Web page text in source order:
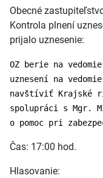
Obecné
Kontrola plnení
prijalo uznesenie:
OZ berie na
uznesení na
navštíviť Krajské
spolupráci s Mgr.
o pomoc pri
Čas: 17:00 hod.
Hlasovanie: